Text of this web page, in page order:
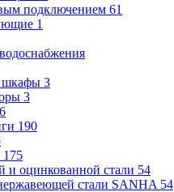
подключением 61
1
шкафы 3
3
6
190
175
оцинкованной стали 54
стали SANHA 54